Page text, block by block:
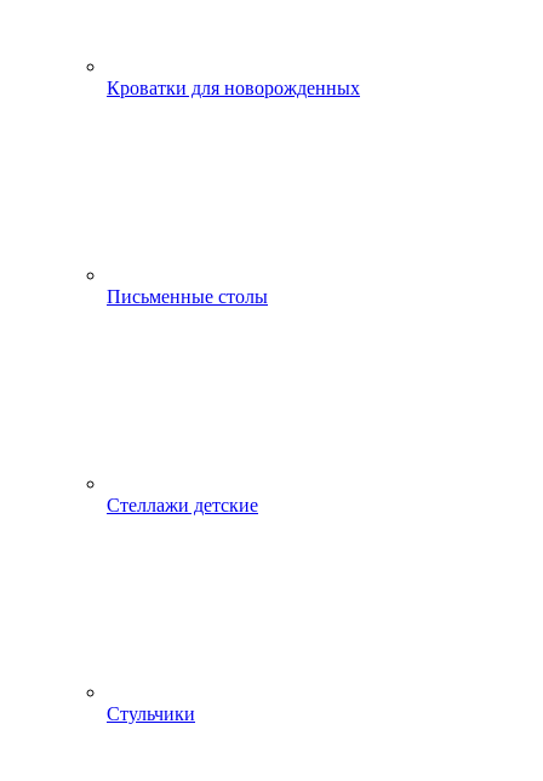
Кроватки для новорожденных
Письменные столы
Стеллажи детские
Стульчики